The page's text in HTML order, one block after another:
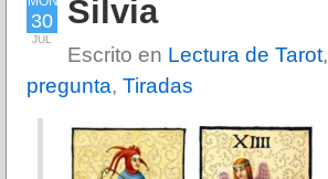
30
JUL
Silvia
Escrito en Lectura de Tarot,
pregunta, Tiradas